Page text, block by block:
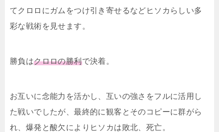
てクロロにガムをつけ引き寄せるなどヒソカらしい多
彩な戦術を見せます。
勝負はクロロの勝利で決着。
お互いに念能力を活かし、互いの強さをフルに活用し
た戦いでしたが、最終的に観客とそのコピーに群がら
れ、爆発と酸欠によりヒソカは敗北、死亡。